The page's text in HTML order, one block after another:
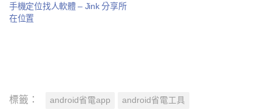
手機定位找人軟體 – Jink 分享所
在位置
標籤： android省電app android省電工具